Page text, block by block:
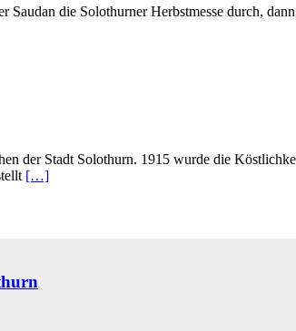
Saudan die Solothurner Herbstmesse durch,
der Stadt Solothurn. 1915 wurde die
[…]